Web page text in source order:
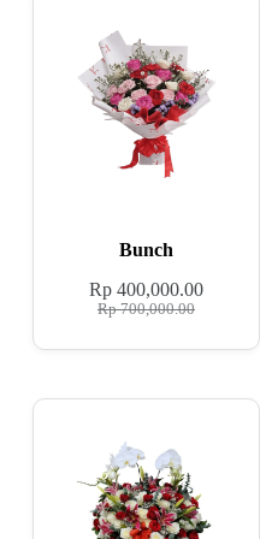
Bunch
Rp700,000.00
Rp400,000.00